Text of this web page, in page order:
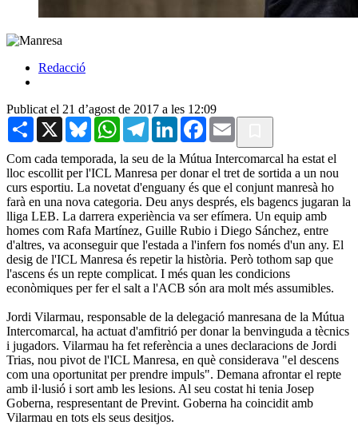
Redacció
Publicat el 21 d’agost de 2017 a les 12:09
Share X BlueskyWhatsAppTelegramLinkedInFacebook
Email
Com cada temporada, la seu de la Mútua Intercomarcal ha estat el
lloc escollit per l'ICL Manresa per donar el tret de sortida a un nou
curs esportiu. La novetat d'enguany és que el conjunt manresà ho
farà en una nova categoria. Deu anys després, els bagencs jugaran la
lliga LEB. La darrera experiència va ser efímera. Un equip amb
homes com Rafa Martínez, Guille Rubio i Diego Sánchez, entre
d'altres, va aconseguir que l'estada a l'infern fos només d'un any. El
desig de l'ICL Manresa és repetir la història. Però tothom sap que
l'ascens és un repte complicat. I més quan les condicions
econòmiques per fer el salt a l'ACB són ara molt més assumibles.
Jordi Vilarmau, responsable de la delegació manresana de la Mútua
Intercomarcal, ha actuat d'amfitrió per donar la benvinguda a tècnics
i jugadors. Vilarmau ha fet referència a unes declaracions de Jordi
Trias, nou pivot de l'ICL Manresa, en què considerava "el descens
com una oportunitat per prendre impuls". Demana afrontar el repte
amb il·lusió i sort amb les lesions. Al seu costat hi tenia Josep
Goberna, respresentant de Prevint. Goberna ha coincidit amb
Vilarmau en tots els seus desitjos.